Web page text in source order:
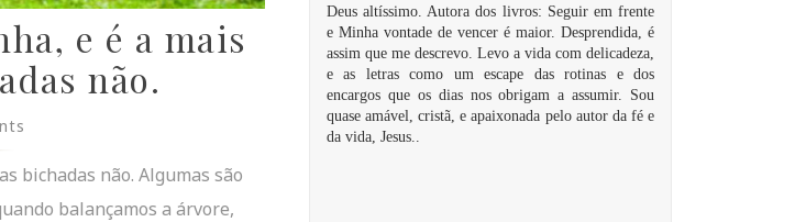
e é a mais
não.
bichadas não. Algumas são
balançamos a árvore,
Deus altíssimo. Autora dos livros: Seguir em frente
e Minha vontade de vencer é maior. Desprendida, é
assim que me descrevo. Levo a vida com delicadeza,
e as letras como um escape das rotinas e dos
encargos que os dias nos obrigam a assumir. Sou
quase amável, cristã, e apaixonada pelo autor da fé e
da vida, Jesus..